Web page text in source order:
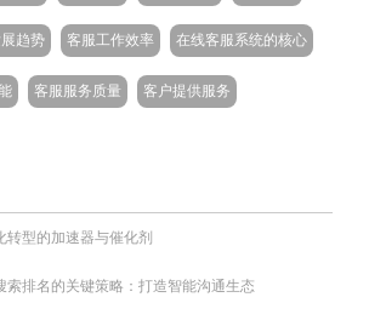
趋势 客服工作效率 在线客服系统的核心
客服服务质量 客户提供服务
转型的加速器与催化剂
索排名的关键策略：打造智能沟通生态